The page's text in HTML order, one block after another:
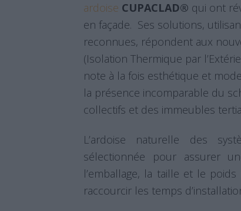
ardoise CUPACLAD® qui ont
en façade. Ses solutions,
reconnues, répondent aux
(Isolation Thermique par
note à la fois esthétique et
la présence incomparable du
collectifs et des immeubles
L’ardoise naturelle des
sélectionnée pour assurer
l’emballage, la taille et le
raccourcir les temps